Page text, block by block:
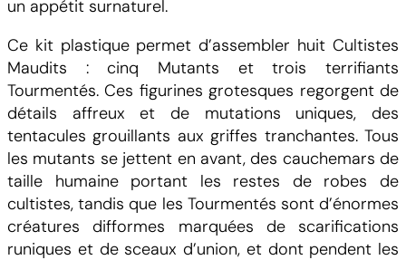
S
a
c
e
M
a
r
i
n
e
un appétit surnaturel.
Ce kit plastique permet d’assembler huit Cultistes
Maudits : cinq Mutants et trois terrifiants
Tourmentés. Ces figurines grotesques regorgent de
détails affreux et de mutations uniques, des
tentacules grouillants aux griffes tranchantes. Tous
les mutants se jettent en avant, des cauchemars de
taille humaine portant les restes de robes de
cultistes, tandis que les Tourmentés sont d’énormes
créatures difformes marquées de scarifications
runiques et de sceaux d’union, et dont pendent les